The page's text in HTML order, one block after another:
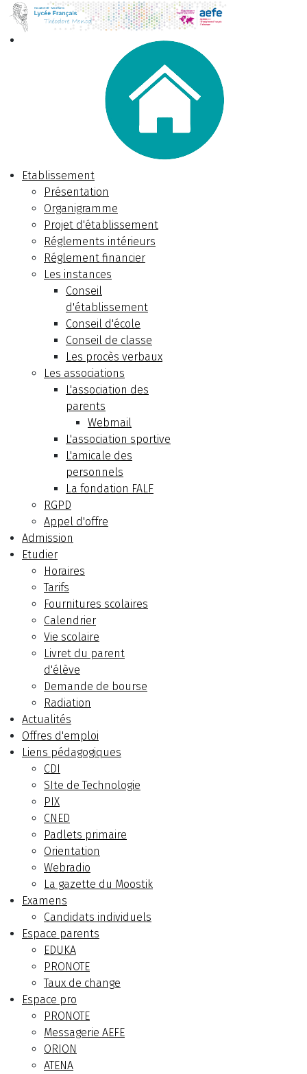
Etablissement
Présentation
Organigramme
Projet d'établissement
Réglements intérieurs
Réglement financier
Les instances
Conseil
d'établissement
Conseil d'école
Conseil de classe
Les procès verbaux
Les associations
L'association des
parents
Webmail
L'association sportive
L'amicale des
personnels
La fondation FALF
RGPD
Appel d'offre
Admission
Etudier
Horaires
Tarifs
Fournitures scolaires
Calendrier
Vie scolaire
Livret du parent
d'élève
Demande de bourse
Radiation
Actualités
Offres d'emploi
Liens pédagogiques
CDI
SIte de Technologie
PIX
CNED
Padlets primaire
Orientation
Webradio
La gazette du Moostik
Examens
Candidats individuels
Espace parents
EDUKA
PRONOTE
Taux de change
Espace pro
PRONOTE
Messagerie AEFE
ORION
ATENA